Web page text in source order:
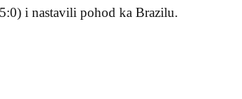
i nastavili pohod ka Brazilu.